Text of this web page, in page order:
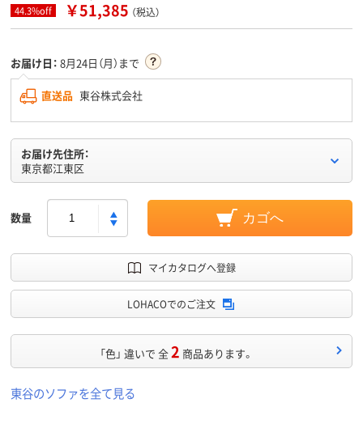
44.3%off ￥51,385 （税込）
お届け日： 8月24日（月）まで
直送品 東谷株式会社
お届け先住所：
東京都江東区
数量 カゴへ
マイカタログへ登録
LOHACOでのご注文
「色」 違いで 全2 商品あります。
東谷のソファを全て見る